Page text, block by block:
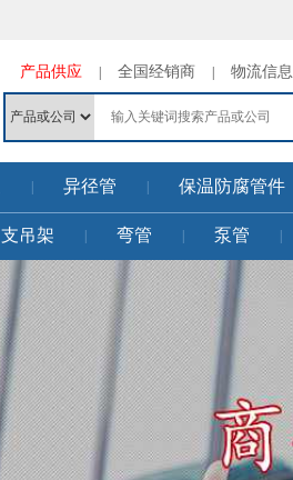
产品供应 全国经销商 物流信息
异径管 保温防腐管件
支吊架 弯管 泵管